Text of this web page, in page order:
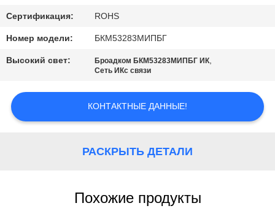
СВЯЖИТЕСЬ
С
НАМИ
НОВОСТИ
ПОЛИТИКА
КОНФИДЕНЦИАЛЬНОСТИ
Сертификация: ROHS
Номер модели: БКМ53283МИПБГ
Высокий свет: Броадком БКМ53283МИПБГ ИК,
Сеть ИКс связи
КОНТАКТНЫЕ ДАННЫЕ!
РАСКРЫТЬ ДЕТАЛИ
Похожие продукты